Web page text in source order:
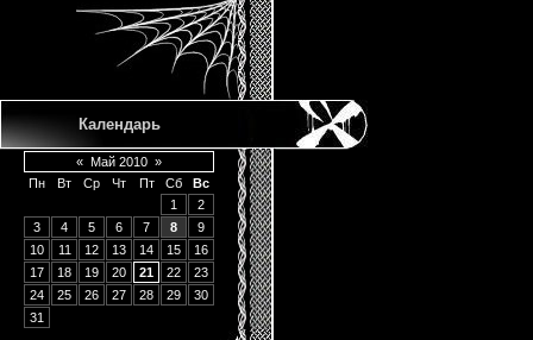
Календарь
« Май 2010 »
Пн
Вт Ср Чт Пт Сб
Вс
1
2
3
4 5 6 7 8
9
10
11 12 13 14 15
16
17
18 19 20 21 22
23
24
25 26 27 28 29
30
31